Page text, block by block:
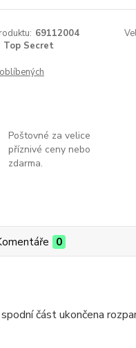
69112004
Top Secret
Poštovné za velice
příznivé ceny nebo
zdarma.
0
část ukončena